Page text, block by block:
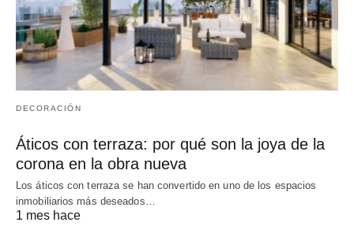
DECORACIÓN
Áticos con terraza: por qué son la joya de la
corona en la obra nueva
Los áticos con terraza se han convertido en uno de los espacios
inmobiliarios más deseados…
1 mes hace